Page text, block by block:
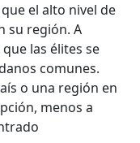
el alto nivel de
su región. A
las élites se
comunes.
o una región en
menos a